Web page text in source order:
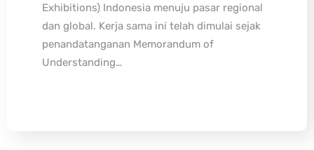
Exhibitions) Indonesia menuju pasar regional
dan global. Kerja sama ini telah dimulai sejak
penandatanganan Memorandum of
Understanding…